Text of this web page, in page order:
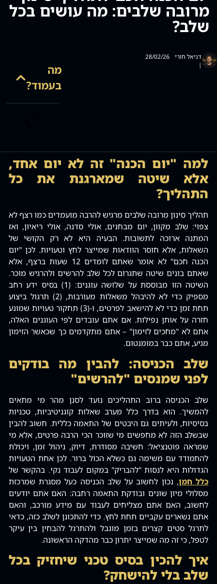
מרובה שלבים: מה עושים בכל
שלב?
דניאל חורי
|
28/02/26
מה
בעמוד?
למה "יום הכנה" זה לא יום אחד,
אלא שיטה שמארגנת את כל
התהליך?
תהליך סינון מרובה שלבים מרגיש להרבה מועמדים כמו רצף לא
צפוי: שלב מקוון, יום מבחנים, אולי סדנה, אולי ריאיון, ואז
המתנה ארוכה לתשובות. הבעיה היא לא רק הקושי של
השאלות, אלא חוסר הוודאות שמייצר לחץ וטעויות. לכן "יום
הכנה חכם" לא אומר שאתם לומדים 12 שעות ברצף, אלא
שאתם בונים שיטה שתגרום לכל שלב להרשים ולהרגיש מוכר.
השיטה הזו מבוססת על שלושה עוגנים: (1) בסיס ידע רחב
מספיק כדי לא להיבהל משאלות מעורבות, (2) תרגול ביצוע
תחת זמן כדי לא להישאב לפרטים, ו-(3) תחקור טעויות שמונע
חזרה על אותן נפילות. אם אתם עובדים לפי העוגנים האלה,
אתם לא "מחכים לזימון" – אתם מתקדמים כך שכאשר הזימון
מגיע, אתם כבר במומנטום.
שלב הכניסה: להבין מה בודקים
לפני שמנסים "להרשים"
שלב הכניסה ברוב התהליכים נועד לסנן מהר מי מתאים
להמשיך. הוא בדרך כלל מערב שאלות קוגניטיביות, טכניות
בסיסיות, ולעיתים גם היבטים של התאמה כללית. חשוב להבין
שבשלב הזה לא מחפשים מי שזוכר הכי הרבה פרטים, אלא מי
שמראה פוטנציאל: חשיבה מסודרת, דיוק, ניהול זמן, ויכולת
להתמודד עם משימה גם כשלא הכול ברור. לכן אחת הטעויות
הגדולות היא לנסות "להבריק" במקום לעבוד נקי. בהקשר של
כלל חמן, נכון לחשוב על שלב הכניסה כעל מסגרת שמרכזת
מסלולי מיון שונים ובודקת התאמה רחבה: האם אתם יודעים
לחשוב, האם אתם מצליחים לעבוד עם מידע מורכב, והאם
אתם נשארים עקביים תחת לחץ. כדי להתכונן לשלב כזה, כדאי
לתרגל סטים קצרים בזמן מוגבל ולהתרגל להבחין בין עיקר
לטפל, כי זה מה שמייצר יתרון כבר מהדקה הראשונה.
איך להכין בסיס טכני שיחזיק בכל
שלב בלי להישחק?
font_download סמן קישורים